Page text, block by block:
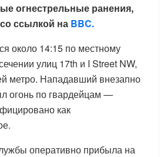
огнестрельные ранения,
со ссылкой на BBC.
около 14:15 по местному
улиц 17th и I Street NW,
метро. Нападавший внезапно
огонь по гвардейцам —
как
оперативно прибыла на